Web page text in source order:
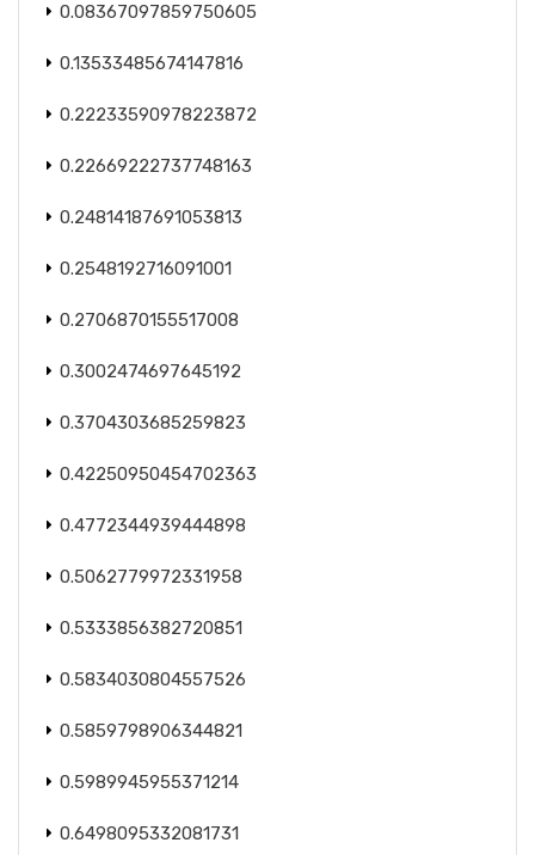
0.08367097859750605
0.13533485674147816
0.22233590978223872
0.22669222737748163
0.24814187691053813
0.2548192716091001
0.2706870155517008
0.3002474697645192
0.3704303685259823
0.42250950454702363
0.4772344939444898
0.5062779972331958
0.5333856382720851
0.5834030804557526
0.5859798906344821
0.5989945955371214
0.6498095332081731